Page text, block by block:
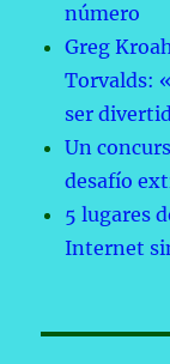
número
Greg
Torvalds:
ser
Un
desafío
5 lugares
Internet